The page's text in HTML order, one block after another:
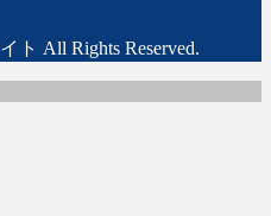
ト All Rights Reserved.